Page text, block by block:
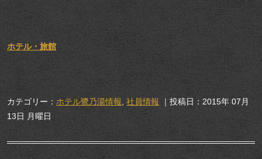
ホテル・旅館
カテゴリー： ホテル鷺乃湯情報 ,社員情報 ｜投稿日：2015年 07月
13日 月曜日